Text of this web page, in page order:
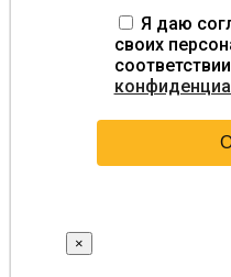
Я даю
своих
×